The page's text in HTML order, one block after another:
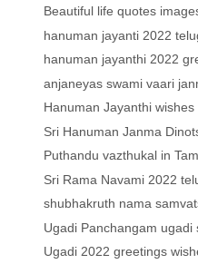
Beautiful life quotes
hanuman jayanti 2022
hanuman jayanthi 2022
anjaneyas swami vaari
Hanuman Jayanthi
Sri Hanuman Janma
Puthandu vazthukal in
Sri Rama Navami 2022
shubhakruth nama
Ugadi Panchangam ugadi
Ugadi 2022 greetings